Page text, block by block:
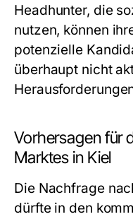
Headhunter, die
nutzen, können
potenzielle
überhaupt nicht
Vorhersagen für
Marktes in Kiel
Die Nachfrage
dürfte in den